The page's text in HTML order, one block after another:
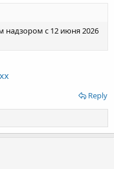
надзором с 12 июня 2026
Reply